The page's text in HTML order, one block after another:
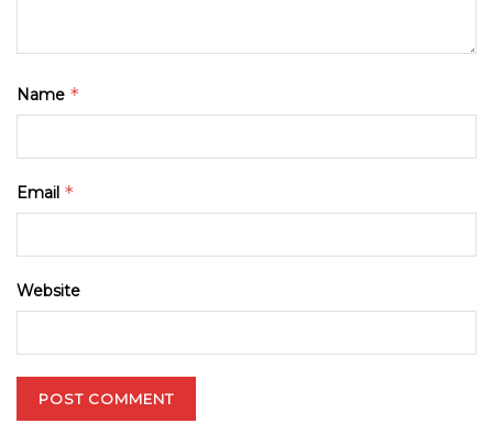
Name *
Email *
Website